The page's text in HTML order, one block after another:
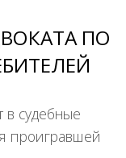
ПО
в судебные
проигравшей